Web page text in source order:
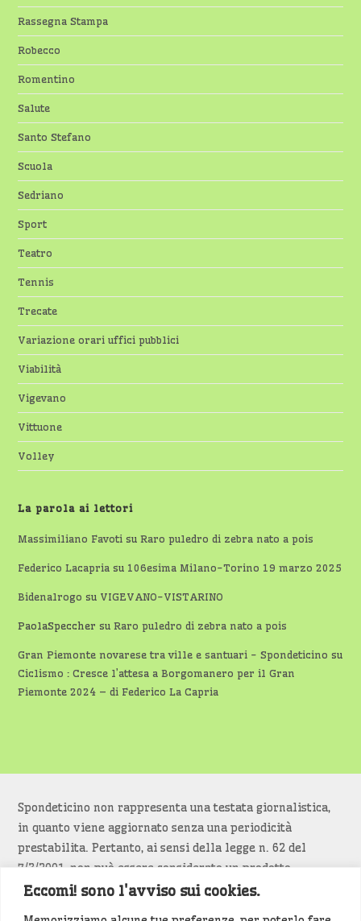
Eccomi! sono l'avviso sui cookies.
Rassegna Stampa
Robecco
Romentino
Salute
Santo Stefano
Scuola
Sedriano
Sport
Teatro
Tennis
Trecate
Variazione orari uffici pubblici
Viabilità
Vigevano
Vittuone
Volley
La parola ai lettori
Massimiliano Favoti suRaro puledro di zebra nato a pois
Federico Lacapria su 106esima Milano-Torino 19 marzo 2025
Bidenalrogo su VIGEVANO-VISTARINO
PaolaSpeccher suRaro puledro di zebra nato a pois
Gran Piemonte novarese tra ville e santuari - Spondeticino su
Ciclismo : Cresce l’attesa a Borgomanero per il Gran
Piemonte 2024 – di Federico La Capria
Spondeticino non rappresenta una testata giornalistica,
in quanto viene aggiornato senza una periodicità
prestabilita. Pertanto, ai sensi della legge n. 62 del
7/3/2001, non può essere considerato un prodotto
editoriale.